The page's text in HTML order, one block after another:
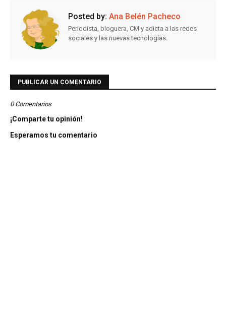
Posted by: Ana Belén Pacheco
Periodista, bloguera, CM y adicta a las redes
sociales y las nuevas tecnologías.
PUBLICAR UN COMENTARIO
0 Comentarios
¡Comparte tu opinión!
Esperamos tu comentario